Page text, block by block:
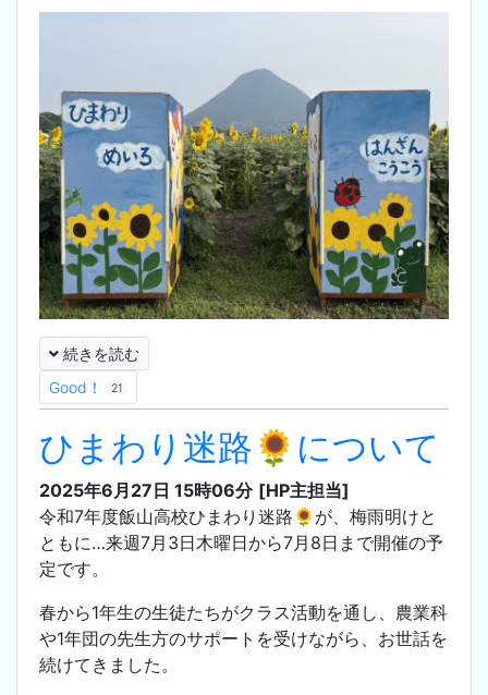
続きを読む
Good！
21
ひまわり迷路🌻について
2025年6月27日 15時06分 [HP主担当]
令和7年度飯山高校ひまわり迷路🌻が、梅雨明けと
ともに…来週7月3日木曜日から7月8日まで開催の予
定です。
春から1年生の生徒たちがクラス活動を通し、農業科
や1年団の先生方のサポートを受けながら、お世話を
続けてきました。